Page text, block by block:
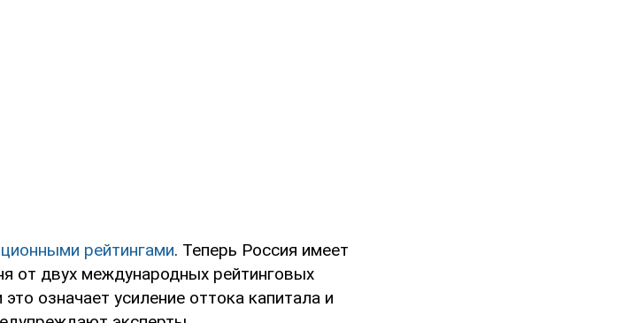
рейтингами. Теперь Россия имеет
от двух международных рейтинговых
означает усиление оттока капитала и